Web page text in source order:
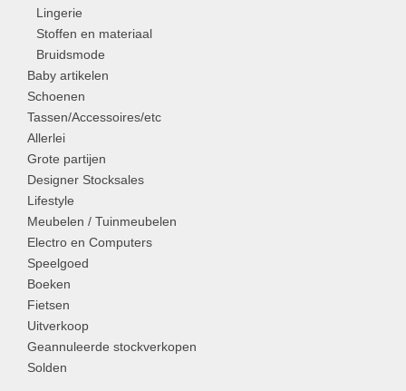
Lingerie
Stoffen en materiaal
Bruidsmode
Baby artikelen
Schoenen
Tassen/Accessoires/etc
Allerlei
Grote partijen
Designer Stocksales
Lifestyle
Meubelen / Tuinmeubelen
Electro en Computers
Speelgoed
Boeken
Fietsen
Uitverkoop
Geannuleerde stockverkopen
Solden